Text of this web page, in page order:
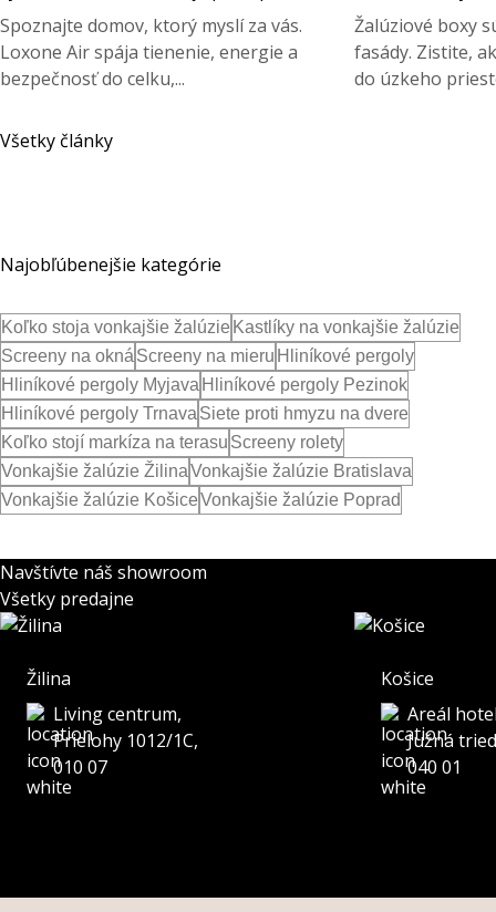
Spoznajte domov, ktorý myslí za vás.
Loxone Air spája tienenie, energie a
bezpečnosť do celku,...
Žalúziové boxy
fasády. Zistite,
do úzkeho
Všetky články
Najobľúbenejšie kategórie
Koľko stoja vonkajšie žalúzie Kastlíky na vonkajšie žalúzie
Screeny na okná Screeny na mieru Hliníkové pergoly
Hliníkové pergoly Myjava Hliníkové pergoly Pezinok
Hliníkové pergoly Trnava Siete proti hmyzu na dvere
Koľko stojí markíza na terasu Screeny rolety
Vonkajšie žalúzie ŽilinaVonkajšie žalúzie Bratislava
Vonkajšie žalúzie KošiceVonkajšie žalúzie Poprad
Navštívte náš showroom
Všetky predajne
Žilina
Living centrum,
Prielohy 1012/1C,
010 07
Košice
Areál
Južná
040 01